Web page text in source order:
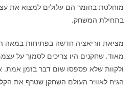
מוחלטת בחומר הם עלולים למצוא את
בתחילת המשחק.
מציאת ווריאציה חדשה בפתיחות במאה
מאוד. שחקנים היו צריכים לסמוך על
ולקוות שלא פספסו שום דבר בזמן
הגיח לאוויר העולם השחקן שטרף את